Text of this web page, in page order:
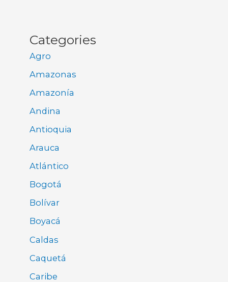
Categories
Agro
Amazonas
Amazonía
Andina
Antioquia
Arauca
Atlántico
Bogotá
Bolívar
Boyacá
Caldas
Caquetá
Caribe